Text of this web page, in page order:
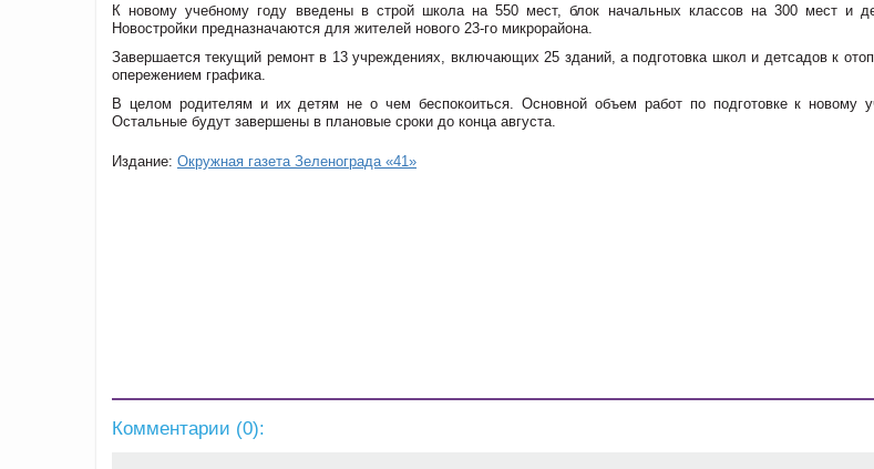
К новому учебному году введены в строй школа на 550 мест, блок начальных классов на 300 мест и
Новостройки предназначаются для жителей нового 23-го микрорайона.
Завершается текущий ремонт в 13 учреждениях, включающих 25 зданий, а подготовка школ и детсадов к
опережением графика.
В целом родителям и их детям не о чем беспокоиться. Основной объем работ по подготовке к новому
Остальные будут завершены в плановые сроки до конца августа.
Издание: Окружная газета Зеленограда «41»
Комментарии (0):